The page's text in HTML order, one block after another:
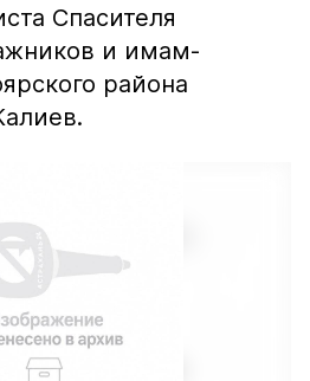
Спасителя
и имам-
района